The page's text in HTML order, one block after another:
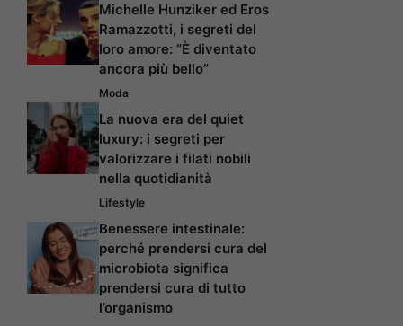
Michelle Hunziker ed Eros
Ramazzotti, i segreti del
loro amore: “È diventato
ancora più bello”
Moda
La nuova era del quiet
luxury: i segreti per
valorizzare i filati nobili
nella quotidianità
Lifestyle
Benessere intestinale:
perché prendersi cura del
microbiota significa
prendersi cura di tutto
l’organismo